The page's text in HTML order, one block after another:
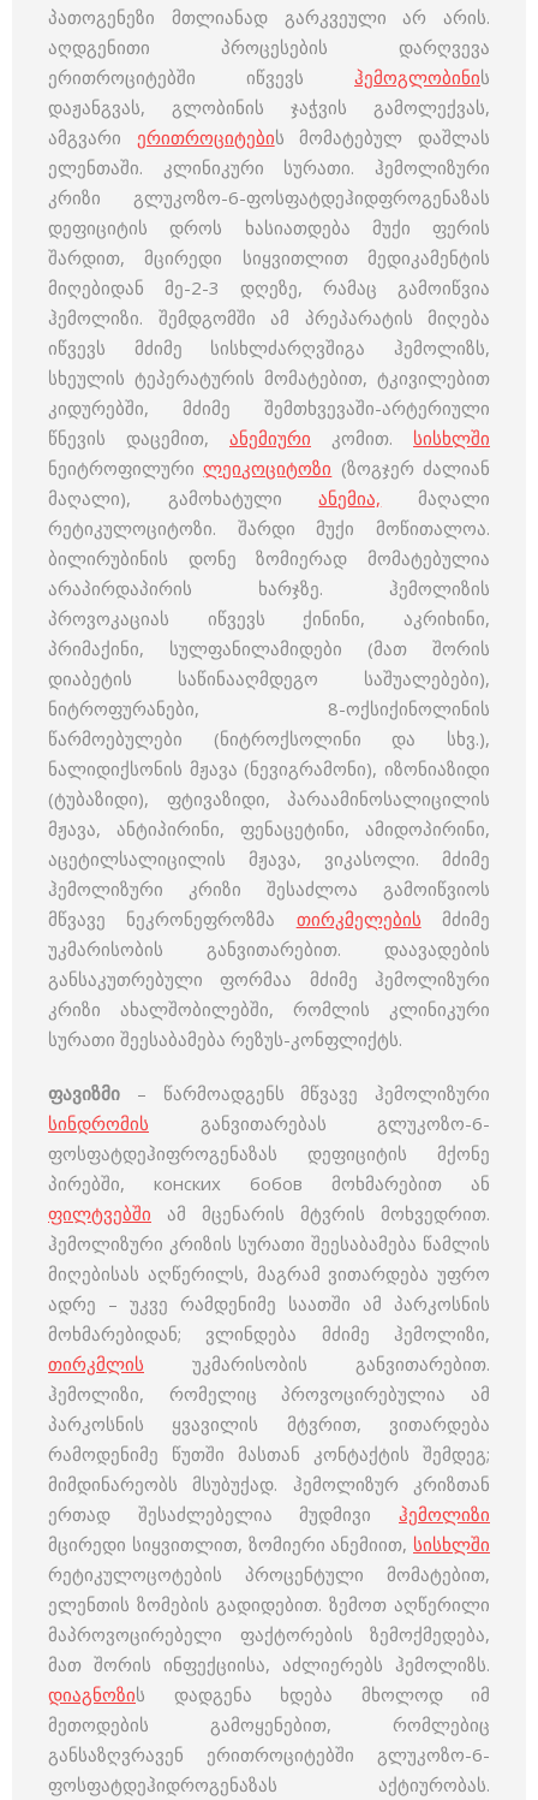
პათოგენეზი მთლიანად გარკვეული არ არის.
აღდგენითი პროცესების დარღვევა
ერითროციტებში იწვევს ჰემოგლობინის
დაჟანგვას, გლობინის ჯაჭვის გამოლექვას,
ამგვარი ერითროციტების მომატებულ დაშლას
ელენთაში. კლინიკური სურათი. ჰემოლიზური
კრიზი გლუკოზო-6-ფოსფატდეჰიდფროგენაზას
დეფიციტის დროს ხასიათდება მუქი ფერის
შარდით, მცირედი სიყვითლით მედიკამენტის
მიღებიდან მე-2-3 დღეზე, რამაც გამოიწვია
ჰემოლიზი. შემდგომში ამ პრეპარატის მიღება
იწვევს მძიმე სისხლძარღვშიგა ჰემოლიზს,
სხეულის ტეპერატურის მომატებით, ტკივილებით
კიდურებში, მძიმე შემთხვევაში-არტერიული
წნევის დაცემით, ანემიური კომით. სისხლში
ნეიტროფილურილეიკოციტოზი (ზოგჯერ ძალიან
მაღალი), გამოხატულიანემია, მაღალი
რეტიკულოციტოზი. შარდი მუქი მოწითალოა.
ბილირუბინის დონე ზომიერად მომატებულია
არაპირდაპირის ხარჯზე. ჰემოლიზის
პროვოკაციას იწვევს ქინინი, აკრიხინი,
პრიმაქინი, სულფანილამიდები (მათ შორის
დიაბეტის საწინააღმდეგო საშუალებები),
ნიტროფურანები, 8-ოქსიქინოლინის
წარმოებულები (ნიტროქსოლინი და სხვ.),
ნალიდიქსონის მჟავა (ნევიგრამონი), იზონიაზიდი
(ტუბაზიდი), ფტივაზიდი, პარაამინოსალიცილის
მჟავა, ანტიპირინი, ფენაცეტინი, ამიდოპირინი,
აცეტილსალიცილის მჟავა, ვიკასოლი. მძიმე
ჰემოლიზური კრიზი შესაძლოა გამოიწვიოს
მწვავე ნეკრონეფროზმა თირკმელების მძიმე
უკმარისობის განვითარებით. დაავადების
განსაკუთრებული ფორმაა მძიმე ჰემოლიზური
კრიზი ახალშობილებში, რომლის კლინიკური
სურათი შეესაბამება რეზუს-კონფლიქტს.
ფავიზმი – წარმოადგენს მწვავე ჰემოლიზური
სინდრომის განვითარებას გლუკოზო-6-
ფოსფატდეჰიფროგენაზას დეფიციტის მქონე
პირებში, конских бобов მოხმარებით ან
ფილტვებში ამ მცენარის მტვრის მოხვედრით.
ჰემოლიზური კრიზის სურათი შეესაბამება წამლის
მიღებისას აღწერილს, მაგრამ ვითარდება უფრო
ადრე – უკვე რამდენიმე საათში ამ პარკოსნის
მოხმარებიდან; ვლინდება მძიმე ჰემოლიზი,
თირკმლის უკმარისობის განვითარებით.
ჰემოლიზი, რომელიც პროვოცირებულია ამ
პარკოსნის ყვავილის მტვრით, ვითარდება
რამოდენიმე წუთში მასთან კონტაქტის შემდეგ;
მიმდინარეობს მსუბუქად. ჰემოლიზურ კრიზთან
ერთად შესაძლებელია მუდმივი ჰემოლიზი
მცირედი სიყვითლით, ზომიერი ანემიით, სისხლში
რეტიკულოცოტების პროცენტული მომატებით,
ელენთის ზომების გადიდებით. ზემოთ აღწერილი
მაპროვოცირებელი ფაქტორების ზემოქმედება,
მათ შორის ინფექციისა, აძლიერებს ჰემოლიზს.
დიაგნოზის დადგენა ხდება მხოლოდ იმ
მეთოდების გამოყენებით, რომლებიც
განსაზღვრავენ ერითროციტებში გლუკოზო-6-
ფოსფატდეჰიდროგენაზას აქტიურობას.